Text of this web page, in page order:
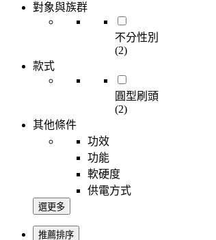
對象與族群
不分性別
(2)
款式
圓型刷頭
(2)
其他條件
功效
功能
軟硬度
供電方式
選更多
推薦排序